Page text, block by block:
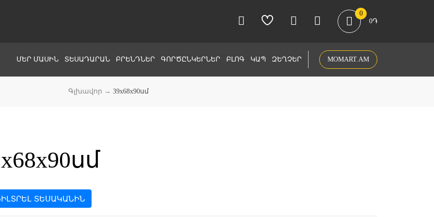
0
0֏
ՄԵՐ ՄԱՍԻՆ ՏԵՍԱԴԱՐԱՆ ԲՐԵՆԴՆԵՐ ԳՈՐԾԸՆԿԵՐՆԵՐ ԲԼՈԳ ԿԱՊ ԶԵՂՉԵՐ MOMART.AM
Գլխավոր → 39x68x90սմ
ՏԵՍԱԿԱՆԻՆ